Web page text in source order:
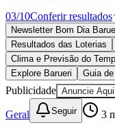
03/10Conferir resultados
Newsletter Bom Dia
Resultados das Loterias
Clima e Previsão do
Explore Barueri
Guia
Publicidade Anuncie Aqui
Geral Seguir 3